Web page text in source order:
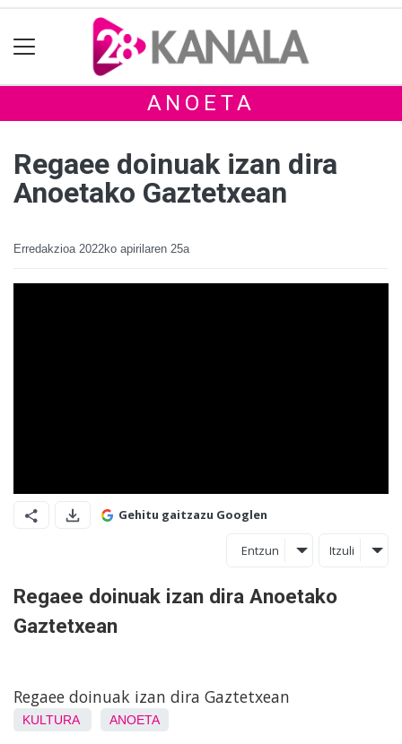
ANOETA
Regaee doinuak izan dira
Anoetako Gaztetxean
Erredakzioa 2022ko apirilaren 25a
Gehitu gaitzazu Googlen
Entzun Itzuli
Regaee doinuak izan dira Anoetako
Gaztetxean
Regaee doinuak izan dira Gaztetxean
KULTURA ANOETA